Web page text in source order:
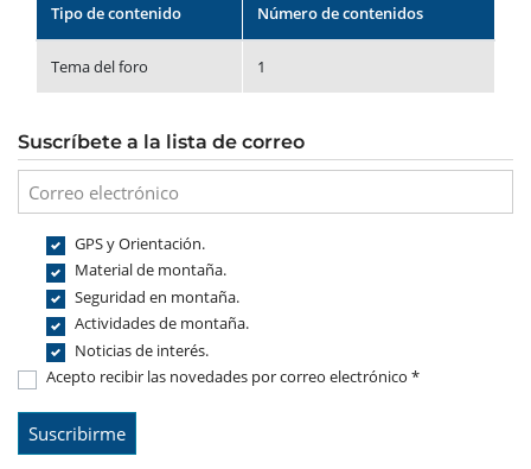
Tipo de contenido Número de contenidos
Tema del foro 1
Suscríbete a la lista de correo
GPS y Orientación.
Material de montaña.
Seguridad en montaña.
Actividades de montaña.
Noticias de interés.
Acepto recibir las novedades por correo electrónico *